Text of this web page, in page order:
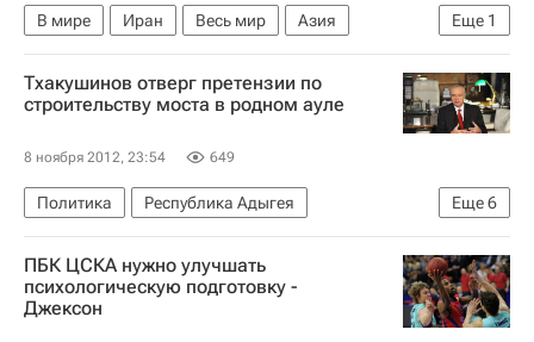
Еще 1
В мире Иран Весь мир
Азия
Министерство обороны США
Тхакушинов отверг претензии по
строительству моста в родном ауле
8 ноября 2012, 23:54 649
Еще6
Политика
Республика Адыгея
Краснодарский край
Весь мир
Южный ФО
Европа
Аслан Тхакушинов
Россия
ПБК ЦСКА нужно улучшать
психологическую подготовку -
Джексон